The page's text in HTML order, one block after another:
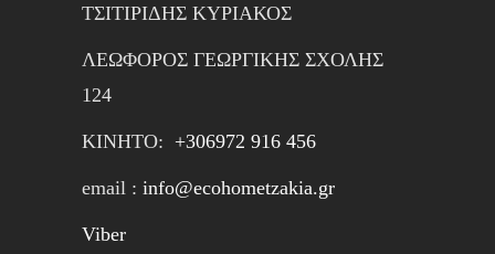
ΤΣΙΤΙΡΙΔΗΣ ΚΥΡΙΑΚΟΣ
ΛΕΩΦΟΡΟΣ ΓΕΩΡΓΙΚΗΣ ΣΧΟΛΗΣ
124
ΚΙΝΗTΟ: +306972 916 456
email : info@ecohometzakia.gr
Viber